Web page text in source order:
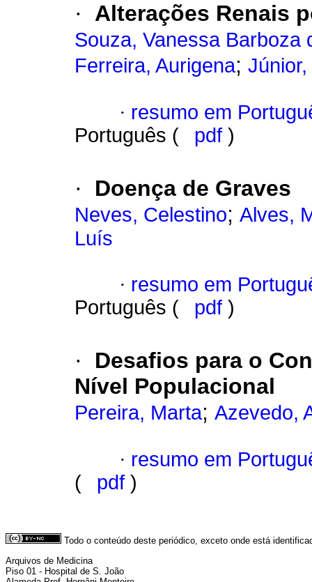
· Alterações Renais
Souza, Vanessa Barboza
Ferreira, Aurigena;
· resumo em
Português (
pdf )
· Doença de Graves
Neves, Celestino; Alves,
Luís
· resumo em
Português (
pdf )
·
Desafios para o
Nível Populacional
Pereira, Marta; Azevedo,
· resumo em
(
pdf )
Todo o conteúdo deste periódico, exceto onde está
Arquivos de Medicina
Piso 01 - Hospital de S. João